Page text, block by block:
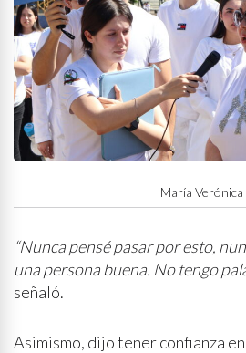
María Verónica
“Nunca pensé pasar por esto,
una persona buena. No tengo
señaló.
Asimismo, dijo tener confianza